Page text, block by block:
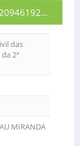
Resultado da Busca: 01991706140902094619253
das
2ª
MIRANDA